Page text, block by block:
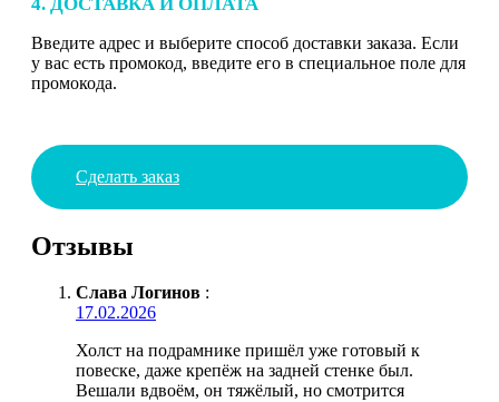
Введите адрес и выберите способ доставки заказа. Если
у вас есть промокод, введите его в специальное поле для
промокода.
Сделать заказ
Отзывы
Слава Логинов :
17.02.2026
Холст на подрамнике пришёл уже готовый к
повеске, даже крепёж на задней стенке был.
Вешали вдвоём, он тяжёлый, но смотрится